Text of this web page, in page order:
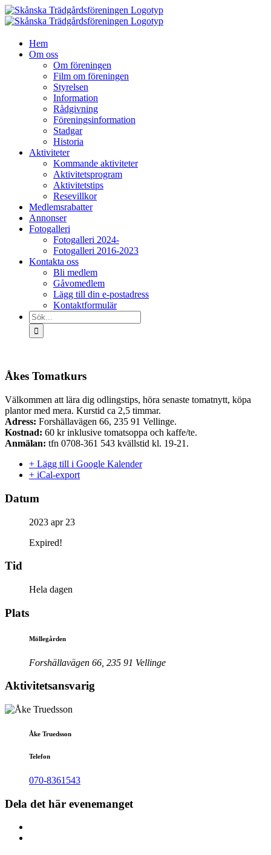
Fortsätt
till
Hem
Om oss
Om föreningen
Film om föreningen
Styrelsen
Information
Rådgivning
Föreningsinformation
Stadgar
Historia
Aktiviteter
Kommande aktiviteter
Aktivitetsprogram
Aktivitetstips
Resevillkor
Medlemsrabatter
Annonser
Fotogalleri
Fotogalleri 2024-
Fotogalleri 2016-2023
Kontakta oss
Bli medlem
Gåvomedlem
Lägg till din e-postadress
Kontaktformulär
Sök
efter:
Åkes Tomatkurs
Välkommen att lära dig odlingstips, höra senaste tomatnytt, köpa
plantor med mera. Kurstid ca 2,5 timmar.
Adress: Forshällavägen 66, 235 91 Vellinge.
Kostnad: 60 kr inklusive tomatsoppa och kaffe/te.
Anmälan: tfn 0708-361 543 kvällstid kl. 19-21.
+ Lägg till i Google Kalender
+ iCal-export
Datum
2023 apr 23
Expired!
Tid
Hela dagen
Plats
Möllegården
Forshällavägen 66, 235 91 Vellinge
Aktivitetsansvarig
Åke Truedsson
Telefon
070-8361543
Dela det här evenemanget